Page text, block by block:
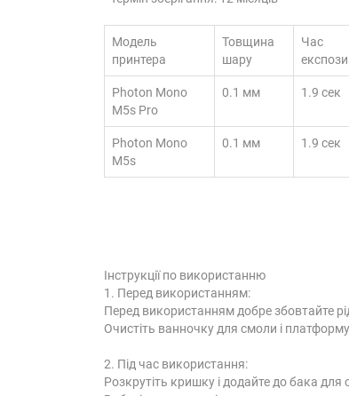
Модель
принтера
Товщина
шару
Час
Photon Mono
M5s Pro
0.1 мм 1.9 сек
Photon Mono
M5s
0.1 мм 1.9 сек
Інструкції по використанню
1. Перед використанням:
Перед використанням добре збовтайте
Очистіть ванночку для смоли і
2. Під час використання:
Розкрутіть кришку і додайте до бака